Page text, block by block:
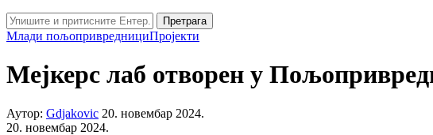
Претрага
Млади пољопривреднициПројекти
Мејкерс лаб отворен у
Аутор: Gdjakovic 20. новембар 2024.
20. новембар 2024.